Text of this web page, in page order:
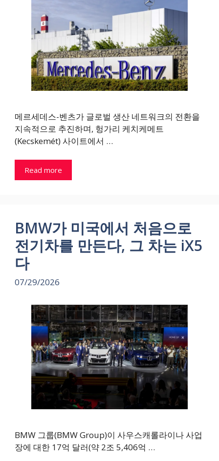
메르세데스-벤츠가 글로벌 생산 네트워크의 전환을
지속적으로 추진하며, 헝가리 케치케메트
(Kecskemét) 사이트에서 …
Read more
BMW가 미국에서 처음으로
전기차를 만든다, 그 차는 iX5
다
07/29/2026
BMW 그룹(BMW Group)이 사우스캐롤라이나 사업
장에 대한 17억 달러(약 2조 5,406억 …